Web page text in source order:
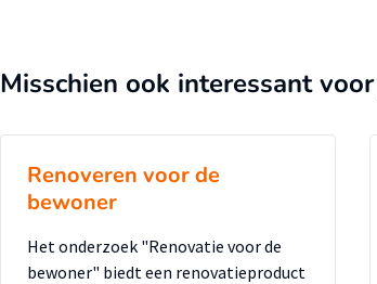
Misschien ook interessant
Renoveren voor de
bewoner
Het onderzoek "Renovatie voor de
bewoner" biedt een renovatieproduct